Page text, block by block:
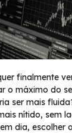
finalmente
o máximo do
ser mais
nítido, sem
dia, escolher